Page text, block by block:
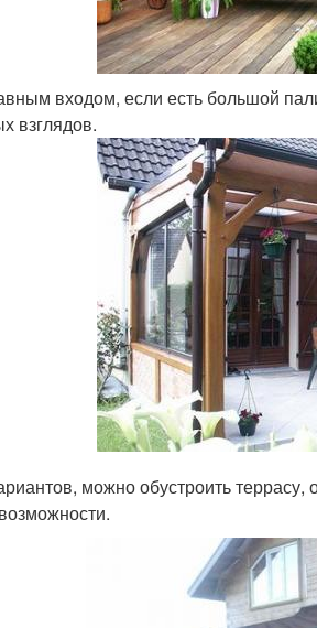
входом, если есть большой
взглядов.
можно обустроить